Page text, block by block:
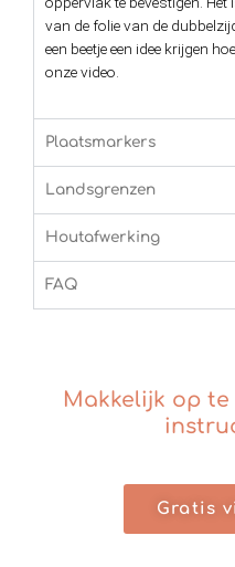
van de folie van de
een beetje een idee krijgen
onze video.
Plaatsmarkers
Landsgrenzen
Houtafwerking
FAQ
Makkelijk op
Gratis